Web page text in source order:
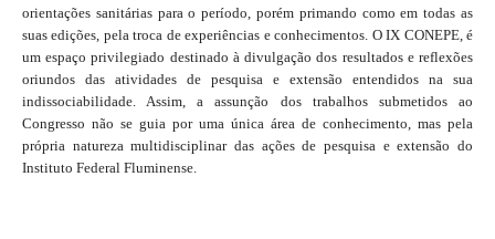
orientações sanitárias para o período, porém primando como em todas as
suas edições, pela troca de experiências e conhecimentos. O IX CONEPE, é
um espaço privilegiado destinado à divulgação dos resultados e reflexões
oriundos das atividades de pesquisa e extensão entendidos na sua
indissociabilidade. Assim, a assunção dos trabalhos submetidos ao
Congresso não se guia por uma única área de conhecimento, mas pela
própria natureza multidisciplinar das ações de pesquisa e extensão do
Instituto Federal Fluminense.